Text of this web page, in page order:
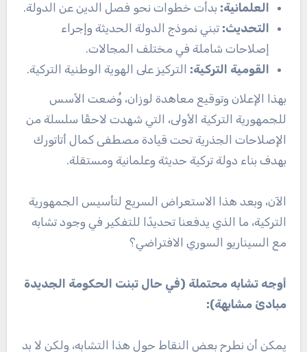
العلمانية: بدأت خطوات نحو فصل الدين عن الدولة.
التحديث: تبني نموذج الدولة الحديثة وإجراء
إصلاحات شاملة في مختلف المجالات.
القومية التركية: التركيز على الهوية الوطنية التركية.
بهذا الإعلان وتوقيع معاهدة لوزان، وُضعت الأسس
للجمهورية التركية الأولى، التي شهدت لاحقًا سلسلة من
الإصلاحات الجذرية تحت قيادة مصطفى كمال أتاتورك
بهدف بناء دولة تركية حديثة وعلمانية ومستقلة.
الآن، وبعد هذا الاستعراض السريع لتأسيس الجمهورية
التركية، ما الذي يدفعنا تحديدًا للتفكير في وجود تشابه
مع السيناريو السوري الافتراضي؟
أوجه تشابه محتملة (في حال تبنت الحكومة الجديدة
مبادئ مشابهة):
يمكن أن نطرح بعض النقاط حول هذا التشابه، ولكن لا بد